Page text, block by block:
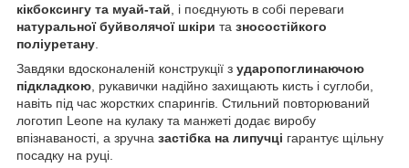
кікбоксингу та муай-тай , і поєднують в собі переваги
натуральної буйволячої шкіри та зносостійкого
поліуретану
Завдяки вдосконаленій конструкції з ударопоглинаючою
підкладкою , рукавички надійно захищають кисть і суглоби,
навіть під час жорстких спарингів. Стильний повторюваний
логотип Leone на кулаку та манжеті додає виробу
впізнаваності, а зручна застібка на липучці гарантує щільну
посадку на руці.